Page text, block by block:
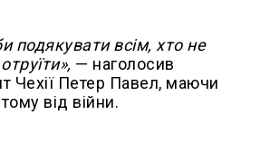
подякувати всім, хто не
— наголосив
Чехії Петер Павел, маючи
від війни.